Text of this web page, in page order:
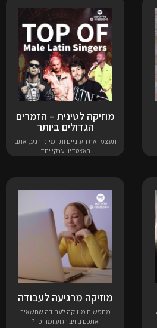
מוזיקה לטינית – הזמרים
הגדולים ביותר
תעצמו את העיניים ותדמיינו רגע, אתם
באצטדיון ענקי יחד
מוזיקה מרגיעה לעבודה
מחפשים מוזיקה לעבודה שתשאיר
אתכם בוויב רגוע ומרוכז ?